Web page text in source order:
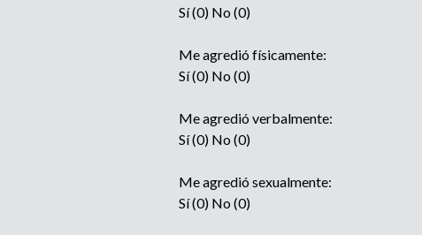
Sí (0) No (0)
Me agredió físicamente:
Sí (0) No (0)
Me agredió verbalmente:
Sí (0) No (0)
Me agredió sexualmente:
Sí (0) No (0)